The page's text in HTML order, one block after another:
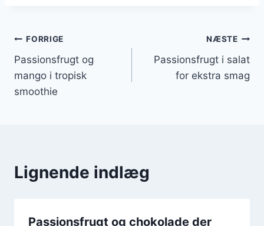
Indlægsnavigation
FORRIGE
Passionsfrugt og
mango i tropisk
smoothie
NÆSTE
Passionsfrugt i salat
for ekstra smag
Lignende indlæg
Passionsfrugt og chokolade der